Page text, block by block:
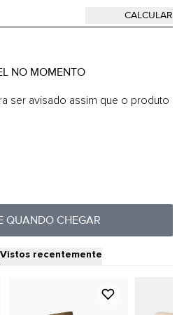
NO MOMENTO
ser avisado assim que o produto
QUANDO CHEGAR
Vistos recentemente